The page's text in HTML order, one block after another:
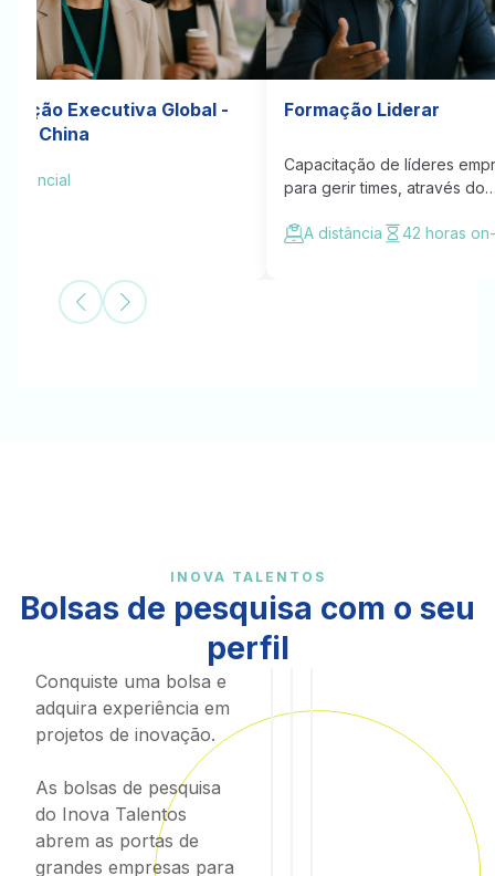
Executiva Global -
China
Formação Liderar
Capacitação de líderes
para gerir times, através do
ferramentas estratégicas e
A distância 42 horas
INOVA TALENTOS
Bolsas de pesquisa com o seu
perfil
Conquiste uma bolsa e
adquira experiência em
projetos de inovação.
As bolsas de pesquisa
do Inova Talentos
abrem as portas de
grandes empresas para